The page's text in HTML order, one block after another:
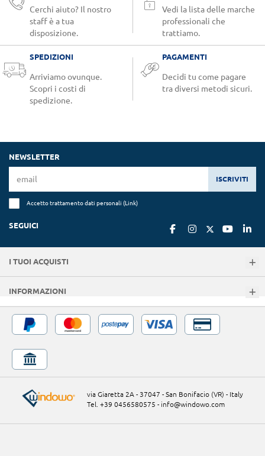
Cerchi aiuto? Il nostro
staff è a tua
disposizione.
Vedi la lista delle marche
professionali che
trattiamo.
SPEDIZIONI
Arriviamo ovunque.
Scopri i costi di
spedizione.
PAGAMENTI
Decidi tu come pagare
tra diversi metodi sicuri.
NEWSLETTER
ISCRIVITI
Accetto trattamento dati personali (Link)
SEGUICI
I TUOI ACQUISTI
INFORMAZIONI
via Giaretta 2A - 37047 - San Bonifacio (VR) - Italy
Tel. +39 0456580575 - info@windowo.com